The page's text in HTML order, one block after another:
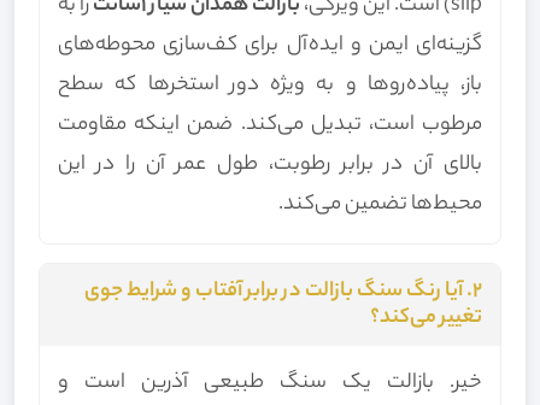
گزینه‌ای ایمن و ایده‌آل برای کف‌سازی محوطه‌های
باز، پیاده‌روها و به ویژه دور استخرها که سطح
مرطوب است، تبدیل می‌کند. ضمن اینکه مقاومت
بالای آن در برابر رطوبت، طول عمر آن را در این
محیط‌ها تضمین می‌کند.
۲. آیا رنگ سنگ بازالت در برابر آفتاب و شرایط جوی
تغییر می‌کند؟
خیر. بازالت یک سنگ طبیعی آذرین است و